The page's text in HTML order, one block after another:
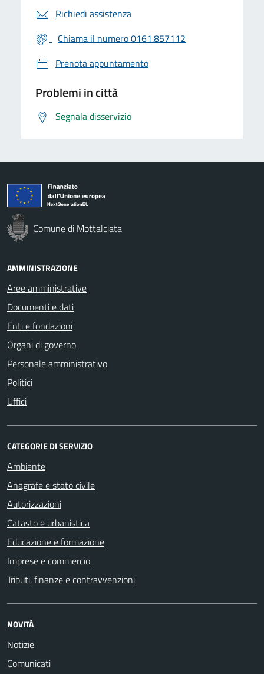
Richiedi assistenza
Chiama il numero 0161.857112
Prenota appuntamento
Problemi in città
Segnala disservizio
Comune di Mottalciata
AMMINISTRAZIONE
Aree amministrative
Documenti e dati
Enti e fondazioni
Organi di governo
Personale amministrativo
Politici
Uffici
CATEGORIE DI SERVIZIO
Ambiente
Anagrafe e stato civile
Autorizzazioni
Catasto e urbanistica
Educazione e formazione
Imprese e commercio
Tributi, finanze e contravvenzioni
NOVITÀ
Notizie
Comunicati